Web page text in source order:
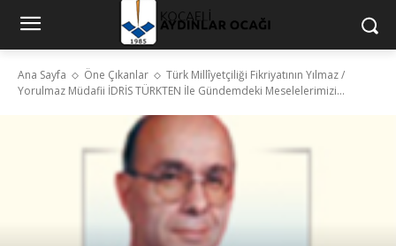
Ana Sayfa Öne Çıkanlar
Türk Millîyetçiliği Fikriyatının Yılmaz /
Yorulmaz Müdafii İDRİS TÜRKTEN İle Gündemdeki Meselelerimizi...